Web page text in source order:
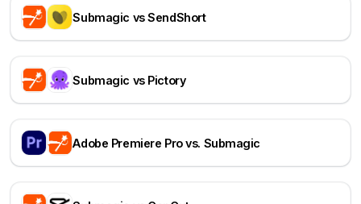
Submagic vs SendShort
Submagic vs Pictory
Adobe Premiere Pro vs. Submagic